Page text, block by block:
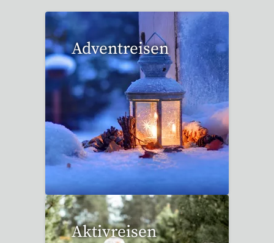
Adventreisen
20 Reisen gefunden
Aktivreisen